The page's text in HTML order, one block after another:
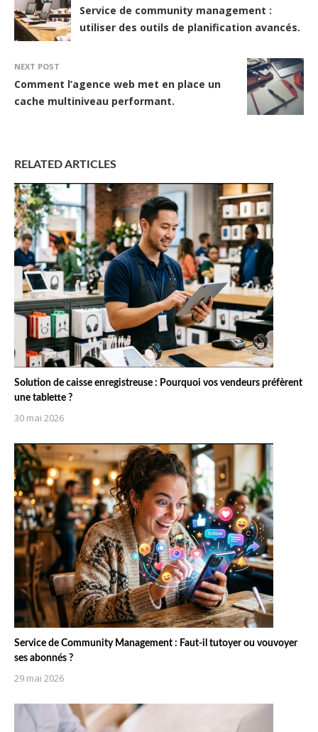
Service de community management :
utiliser des outils de planification avancés.
NEXT POST
Comment l’agence web met en place un
cache multiniveau performant.
RELATED ARTICLES
Solution de caisse enregistreuse : Pourquoi vos vendeurs préfèrent
une tablette ?
30 mai 2026
Service de Community Management : Faut-il tutoyer ou vouvoyer
ses abonnés ?
29 mai 2026